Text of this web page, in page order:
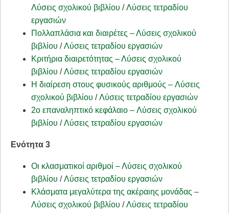
Λύσεις σχολικού βιβλίου /Λύσεις τετραδίου
εργασιών
Πολλαπλάσια και διαιρέτες – Λύσεις σχολικού
βιβλίου /Λύσεις τετραδίου εργασιών
Κριτήρια διαιρετότητας – Λύσεις σχολικού
βιβλίου /Λύσεις τετραδίου εργασιών
Η διαίρεση στους φυσικούς αριθμούς – Λύσεις
σχολικού βιβλίου /Λύσεις τετραδίου εργασιών
2o επαναληπτικό κεφάλαιο – Λύσεις σχολικού
βιβλίου /Λύσεις τετραδίου εργασιών
Ενότητα 3
Οι κλασματικοί αριθμοί – Λύσεις σχολικού
βιβλίου /Λύσεις τετραδίου εργασιών
Κλάσματα μεγαλύτερα της ακέραιης μονάδας –
Λύσεις σχολικού βιβλίου /Λύσεις τετραδίου